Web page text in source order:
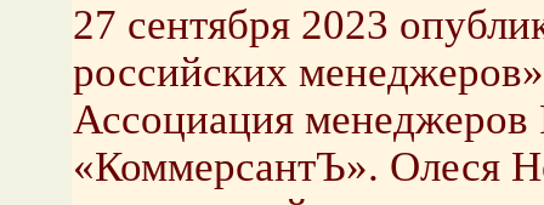
27 сентября 2023
российских
Ассоциация менеджеров
«КоммерсантЪ». Олеся